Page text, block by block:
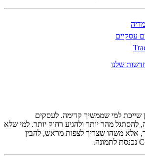
עסקיים
שלנו
שייכת למי שממשיך קדימה. לעסקים
מהר יותר ולהגיע רחוק יותר. למי שלא
אלא משהו שצריך לצפות מראש, להבין